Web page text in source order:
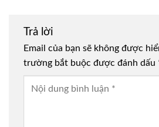
Trả lời
Email của bạn sẽ không được
trường bắt buộc được đánh dấu